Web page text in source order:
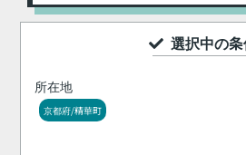
選択中の
所在地
京都府/精華町